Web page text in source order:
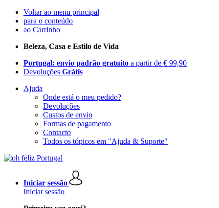
Voltar ao menu principal
para o conteúdo
ao Carrinho
Beleza, Casa e Estilo de Vida
Portugal: envio padrão gratuito a partir de € 99,90
Devoluções Grátis
Ajuda
Onde está o meu pedido?
Devoluções
Custos de envio
Formas de pagamento
Contacto
Todos os tópicos em "Ajuda & Suporte"
Iniciar sessão
Iniciar sessão